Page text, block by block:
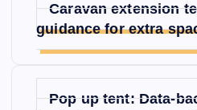
탐
색
Caravan extension
guidance for extra
Pop up tent: Data-